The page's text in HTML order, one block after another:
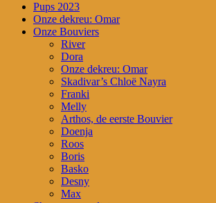
Pups 2023
Onze dekreu: Omar
Onze Bouviers
River
Dora
Onze dekreu: Omar
Skadivar’s Chloë Nayra
Franki
Melly
Arthos, de eerste Bouvier
Doenja
Roos
Boris
Basko
Desny
Max